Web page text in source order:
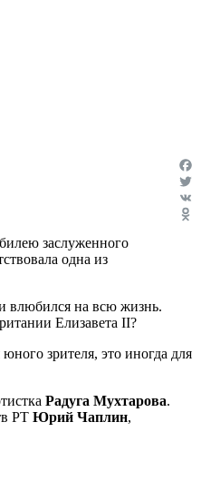
VK
заслуженного
одна из
влюбился на всю жизнь.
Елизавета II?
зрителя, это иногда для
Радуга Мухтарова.
РТ Юрий Чаплин,